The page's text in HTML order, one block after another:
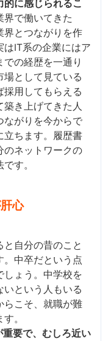
的に感じられるこ
界で働いてきた
界とつながりを作
はIT系の企業にはア
の経歴を一通り
として見ている
用してもらえる
き上げてきた人
ながりを今からで
立ちます。履歴書
のネットワークの
す。
心
自分の昔のこと
。中卒だという点
しょう。中学校を
という人もいる
らこそ、就職が難
。
要で、むしろ近い